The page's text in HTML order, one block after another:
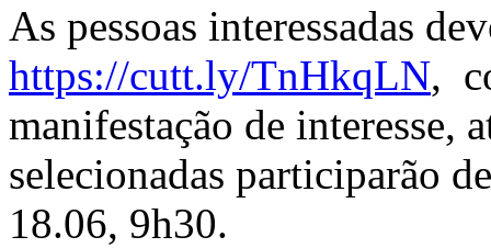
As pessoas interessadas
https://cutt.ly/TnHkqLN,
manifestação de interesse,
selecionadas participarão
18.06, 9h30.